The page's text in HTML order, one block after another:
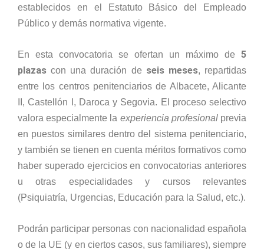
establecidos en el Estatuto Básico del Empleado
Público y demás normativa vigente.
En esta convocatoria se ofertan un máximo de 5
plazas con una duración de seis meses, repartidas
entre los centros penitenciarios de Albacete, Alicante
II, Castellón I, Daroca y Segovia. El proceso selectivo
valora especialmente la experiencia profesionalprevia
en puestos similares dentro del sistema penitenciario,
y también se tienen en cuenta méritos formativos como
haber superado ejercicios en convocatorias anteriores
u otras especialidades y cursos relevantes
(Psiquiatría, Urgencias, Educación para la Salud, etc.).
Podrán participar personas con nacionalidad española
o de la UE (y en ciertos casos, sus familiares), siempre